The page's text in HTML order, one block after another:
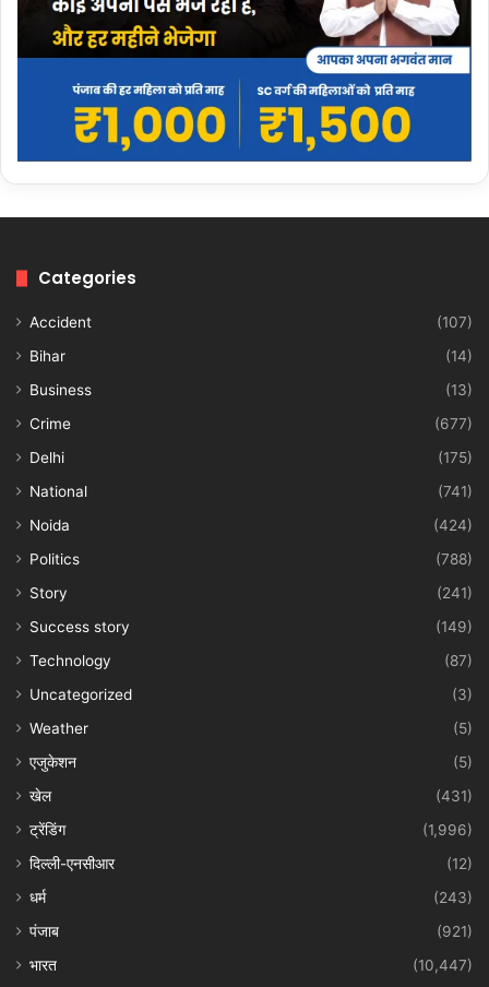
Categories
Accident
(107)
Bihar
(14)
Business
(13)
Crime
(677)
Delhi
(175)
National
(741)
Noida
(424)
Politics
(788)
Story
(241)
Success story
(149)
Technology
(87)
Uncategorized
(3)
Weather
(5)
एजुकेशन
(5)
खेल
(431)
ट्रेंडिंग
(1,996)
दिल्ली-एनसीआर
(12)
धर्म
(243)
पंजाब
(921)
भारत
(10,447)